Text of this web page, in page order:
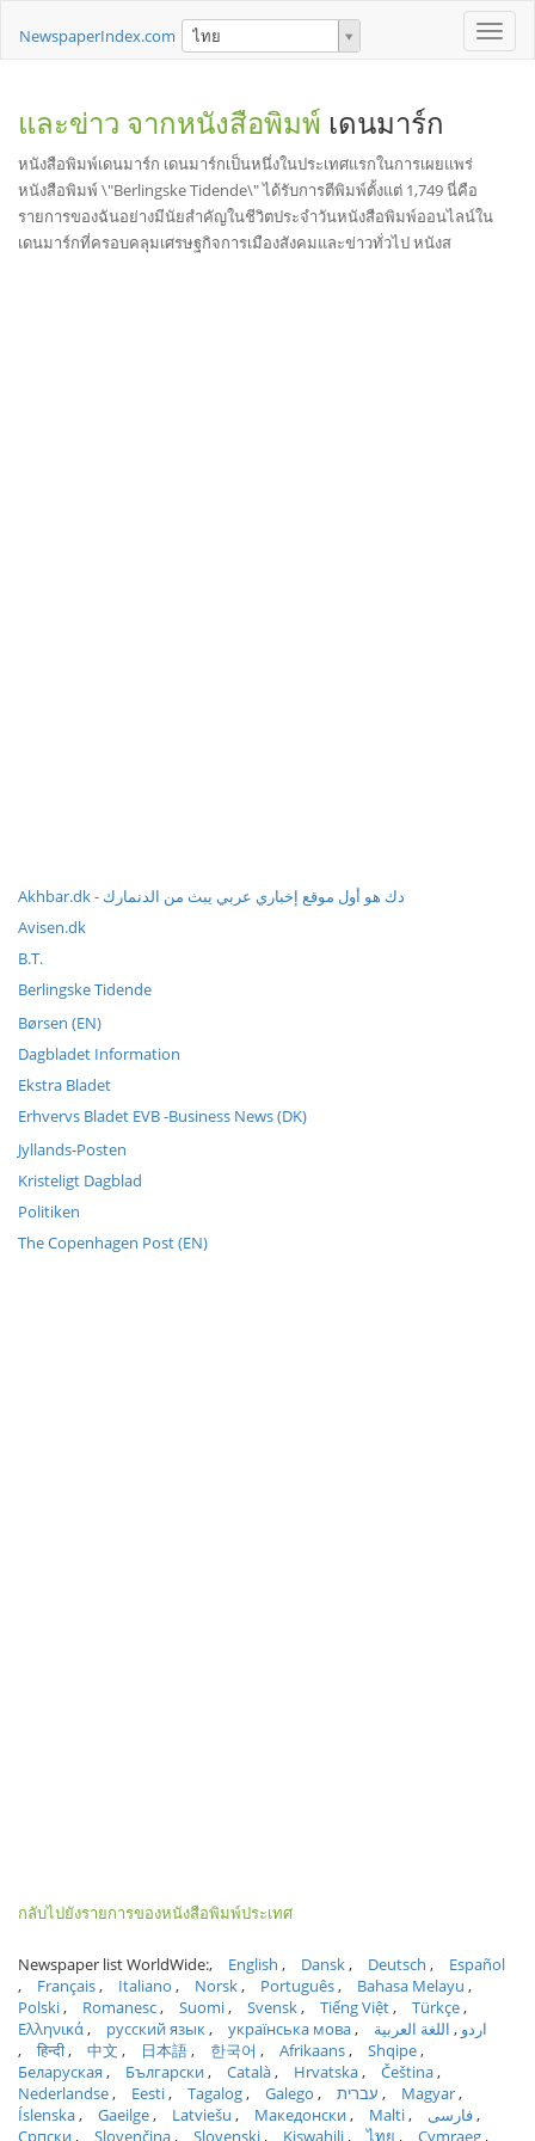
Toggle
NewspaperIndex.com ไทย
และข่าว จากหนังสือพิมพ์ เดนมาร์ก
หนังสือพิมพ์เดนมาร์ก เดนมาร์กเป็นหนึ่งในประเทศแรกในการเผยแพร่
หนังสือพิมพ์ \"Berlingske Tidende\" ได้รับการตีพิมพ์ตั้งแต่ 1,749 นี่คือ
รายการของฉันอย่างมีนัยสำคัญในชีวิตประจำวันหนังสือพิมพ์ออนไลน์ใน
เดนมาร์กที่ครอบคลุมเศรษฐกิจการเมืองสังคมและข่าวทั่วไป หนังส
Akhbar.dk - دك هو أول موقع إخباري عربي يبث من الدنمارك
Avisen.dk
B.T.
Berlingske Tidende
Børsen (EN)
Dagbladet Information
Ekstra Bladet
Erhvervs Bladet EVB -Business News (DK)
Jyllands-Posten
Kristeligt Dagblad
Politiken
The Copenhagen Post (EN)
กลับไปยังรายการของหนังสือพิมพ์ประเทศ
Newspaper list WorldWide: English Dansk Deutsch
Español
Français
Italiano Norsk Português
Bahasa Melayu
Polski
Romanesc Suomi Svensk Tiếng Việt
Türkçe
Ελληνικά
русский язык українська мова اردو
اللغة العربية
हिन्दी
中文 日本語 한국어 Afrikaans
Shqipe
Беларуская
Български Català Hrvatska
Čeština
Nederlandse
Eesti Tagalog Galego עברית
Magyar
Íslenska
Gaeilge Latviešu Македонски Malti
فارسی
Српски
Slovenčina Slovenski Kiswahili ไทย Cymraeg